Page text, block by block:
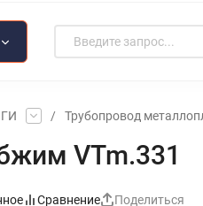
/ Трубопровод
VTm.331
Сравнение Поделиться